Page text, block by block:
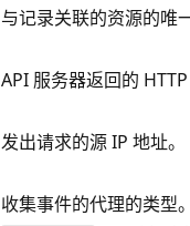
与记录关联的资源的唯
API 服务器返回的 HTTP
发出请求的源 IP 地址。
收集事件的代理的类型